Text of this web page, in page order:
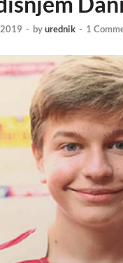
- byurednik - 1